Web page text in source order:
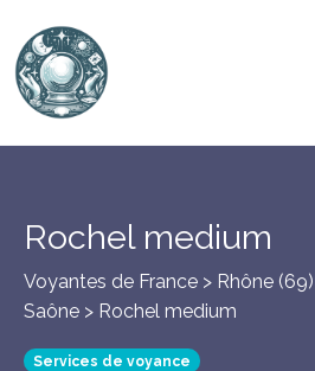
Rochel medium
Voyantes de France > Rhône
Saône > Rochel medium
Services de voyance